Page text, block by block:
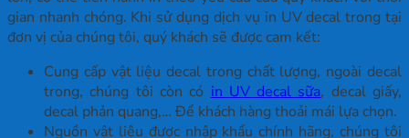
gian nhanh chóng. Khi sử dụng dịch vụ in UV decal trong tại
đơn vị của chúng tôi, quý khách sẽ được cam kết:
Cung cấp vật liệu decal trong chất lượng, ngoài decal
trong, chúng tôi còn có in UV decal sữa, decal giấy,
decal phản quang,… Để khách hàng thoải mái lựa chọn.
Nguồn vật liệu được nhập khẩu chính hãng, chúng tôi